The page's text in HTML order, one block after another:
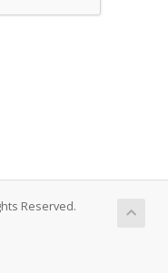
Reserved.